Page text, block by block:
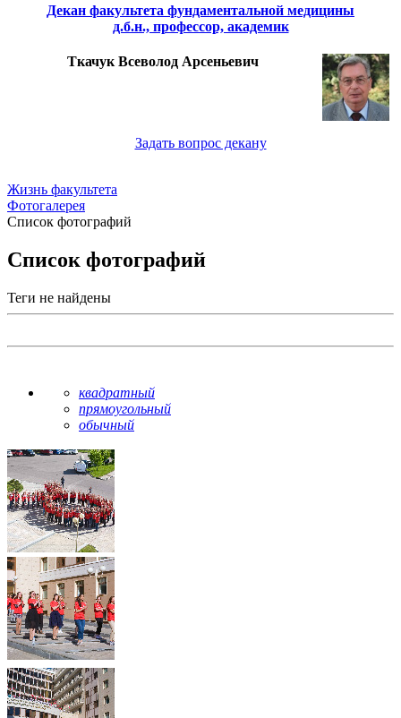
Декан факультета фундаментальной медицины
д.б.н., профессор, академик
Ткачук Всеволод Арсеньевич
Задать вопрос декану
Жизнь факультета
Фотогалерея
Список фотографий
Список фотографий
Теги не найдены
квадратный
прямоугольный
обычный